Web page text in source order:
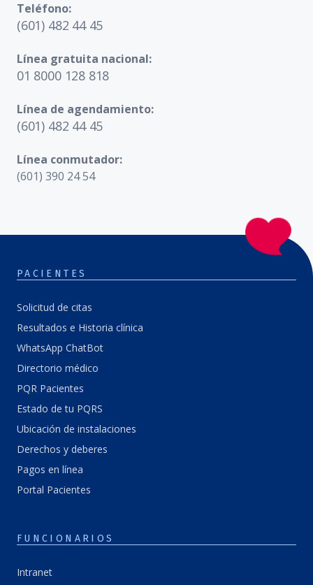
Teléfono:
(601) 482 44 45
Línea gratuita nacional:
01 8000 128 818
Línea de agendamiento:
(601) 482 44 45
Línea conmutador:
(601) 390 24 54
PACIENTES
Solicitud de citas
Resultados e Historia clínica
WhatsApp ChatBot
Directorio médico
PQR Pacientes
Estado de tu PQRS
Ubicación de instalaciones
Derechos y deberes
Pagos en línea
Portal Pacientes
FUNCIONARIOS
Intranet